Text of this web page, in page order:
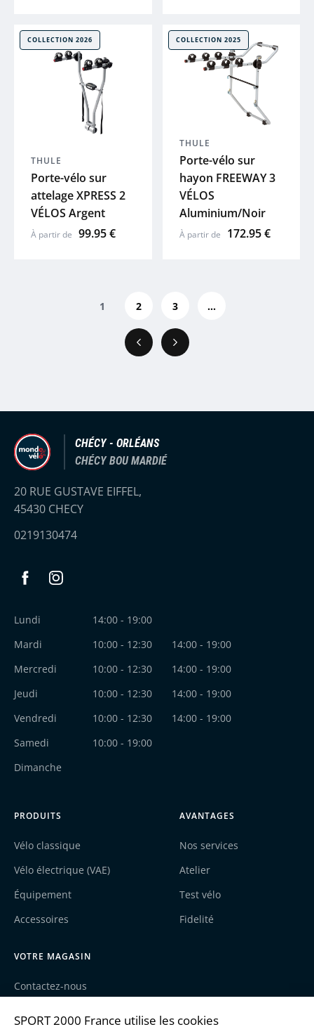
COLLECTION 2026
THULE
Porte-vélo sur
attelage XPRESS 2
VÉLOS Argent
À partir de 99.95 €
COLLECTION 2025
THULE
Porte-vélo sur
hayon FREEWAY 3
VÉLOS
Aluminium/Noir
À partir de 172.95 €
Précédent
1 2 3 ...
Suivant
CHÉCY - ORLÉANS
CHÉCY BOU MARDIÉ
20 RUE GUSTAVE EIFFEL,
45430 CHECY
0219130474
Lundi
14:00 - 19:00
Mardi
10:00 - 12:30
14:00 - 19:00
Mercredi
10:00 - 12:30
14:00 - 19:00
Jeudi
10:00 - 12:30
14:00 - 19:00
Vendredi
10:00 - 12:30
14:00 - 19:00
Samedi
10:00 - 19:00
Dimanche
PRODUITS
Vélo classique
Vélo électrique (VAE)
Équipement
Accessoires
AVANTAGES
Nos services
Atelier
Test vélo
Fidelité
VOTRE MAGASIN
Contactez-nous